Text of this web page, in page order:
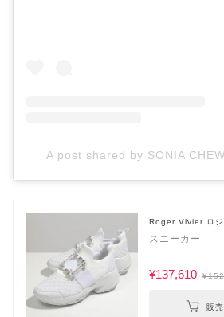
A post shared by SONIA
Roger Vivier ロジ
スニーカー
¥137,610
販